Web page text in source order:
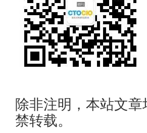
除非注明，本站文
禁转载。